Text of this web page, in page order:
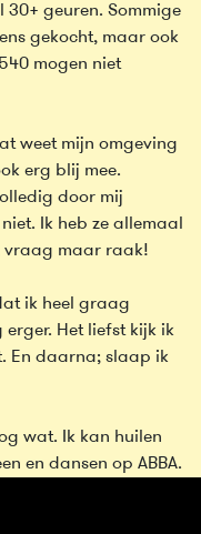
30+ geuren. Sommige
gekocht, maar ook
mogen niet
weet mijn omgeving
erg blij mee.
door mij
Ik heb ze allemaal
vraag maar raak!
ik heel graag
Het liefst kijk ik
En daarna; slaap ik
wat. Ik kan huilen
en dansen op ABBA.